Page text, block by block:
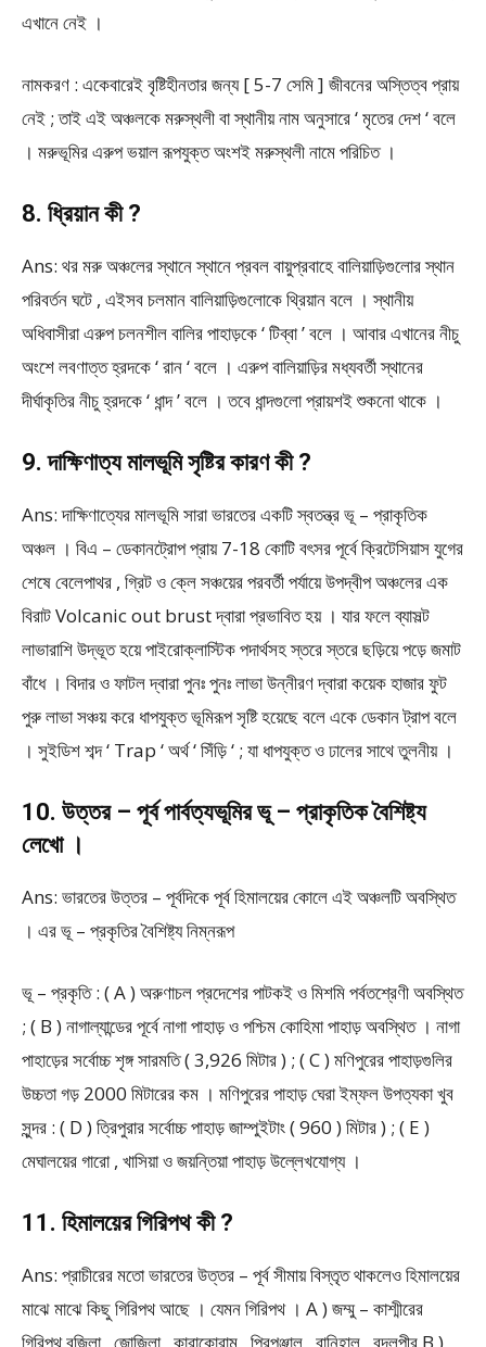
এখানে নেই ।
নামকরণ : একেবারেই বৃষ্টিহীনতার জন্য [ 5-7 সেমি ] জীবনের অস্তিত্ব প্রায়
নেই ; তাই এই অঞ্চলকে মরুস্থলী বা স্থানীয় নাম অনুসারে ‘ মৃতের দেশ ‘ বলে
। মরুভূমির এরুপ ভয়াল রূপযুক্ত অংশই মরুস্থলী নামে পরিচিত ।
8. ধ্রিয়ান কী ?
Ans: থর মরু অঞ্চলের স্থানে স্থানে প্রবল বায়ুপ্রবাহে বালিয়াড়িগুলোর স্থান
পরিবর্তন ঘটে , এইসব চলমান বালিয়াড়িগুলোকে থ্রিয়ান বলে । স্থানীয়
অধিবাসীরা এরুপ চলনশীল বালির পাহাড়কে ‘ টিব্বা ’ বলে । আবার এখানের নীচু
অংশে লবণাত্ত হ্রদকে ‘ রান ‘ বলে । এরুপ বালিয়াড়ির মধ্যবর্তী স্থানের
দীর্ঘাকৃতির নীচু হ্রদকে ‘ ধান্দ ’ বলে । তবে ধান্দগুলো প্রায়শই শুকনো থাকে ।
9. দাক্ষিণাত্য মালভূমি সৃষ্টির কারণ কী ?
Ans: দাক্ষিণাত্যের মালভূমি সারা ভারতের একটি স্বতন্ত্র ভূ – প্রাকৃতিক
অঞ্চল । বিএ – ডেকানট্রোপ প্রায় 7-18 কোটি বৎসর পূর্বে ক্রিটেসিয়াস যুগের
শেষে বেলেপাথর , গ্রিট ও ক্লে সঞ্চয়ের পরবর্তী পর্যায়ে উপদ্বীপ অঞ্চলের এক
বিরাট Volcanic out brust দ্বারা প্রভাবিত হয় । যার ফলে ব্যাসল্ট
লাভারাশি উদ্ভূত হয়ে পাইরোক্লাস্টিক পদার্থসহ স্তরে স্তরে ছড়িয়ে পড়ে জমাট
বাঁধে । বিদার ও ফাটল দ্বারা পুনঃ পুনঃ লাভা উন্নীরণ দ্বারা কয়েক হাজার ফুট
পুরু লাভা সঞ্চয় করে ধাপযুক্ত ভূমিরূপ সৃষ্টি হয়েছে বলে একে ডেকান ট্রাপ বলে
। সুইডিশ শব্দ ‘ Trap ‘ অর্থ ‘ সিঁড়ি ‘ ; যা ধাপযুক্ত ও ঢালের সাথে তুলনীয় ।
10. উত্তর – পূর্ব পার্বত্যভূমির ভূ – প্রাকৃতিক বৈশিষ্ট্য
লেখো ।
Ans: ভারতের উত্তর – পূর্বদিকে পূর্ব হিমালয়ের কোলে এই অঞ্চলটি অবস্থিত
। এর ভূ – প্রকৃতির বৈশিষ্ট্য নিম্নরূপ
ভূ – প্রকৃতি : ( A ) অরুণাচল প্রদেশের পাটকই ও মিশমি পর্বতশ্রেণী অবস্থিত
; ( B ) নাগাল্যান্ডের পূর্বে নাগা পাহাড় ও পশ্চিম কোহিমা পাহাড় অবস্থিত । নাগা
পাহাড়ের সর্বোচ্চ শৃঙ্গ সারমতি ( 3,926 মিটার ) ; ( C ) মণিপুরের পাহাড়গুলির
উচ্চতা গড় 2000 মিটারের কম । মণিপুরের পাহাড় ঘেরা ইম্ফল উপত্যকা খুব
সুন্দর : ( D ) ত্রিপুরার সর্বোচ্চ পাহাড় জাম্পুইটাং ( 960 ) মিটার ) ; ( E )
মেঘালয়ের গারো , খাসিয়া ও জয়ন্তিয়া পাহাড় উল্লেখযোগ্য ।
11. হিমালয়ের গিরিপথ কী ?
Ans: প্রাচীরের মতো ভারতের উত্তর – পূর্ব সীমায় বিস্তৃত থাকলেও হিমালয়ের
মাঝে মাঝে কিছু গিরিপথ আছে । যেমন গিরিপথ । A ) জম্মু – কাশ্মীরের